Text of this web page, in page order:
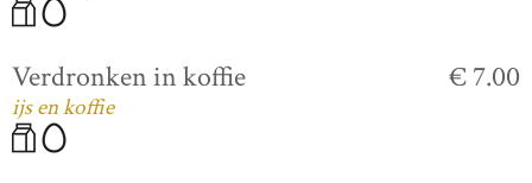
Verdronken in koffie
ijs en koffie
€ 7.00